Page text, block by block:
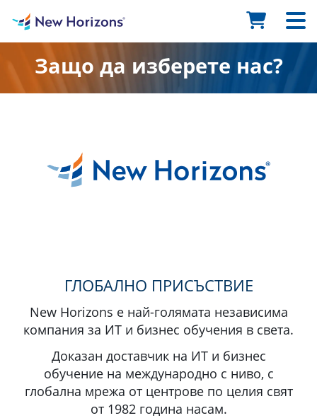
Защо да изберете нас?
ГЛОБАЛНО ПРИСЪСТВИЕ
New Horizons е най-голямата независима
компания за ИТ и бизнес обучения в света.
Доказан доставчик на ИТ и бизнес
обучение на международно с ниво, с
глобална мрежа от центрове по целия свят
от 1982 година насам.